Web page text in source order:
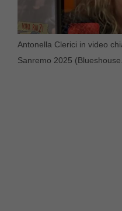
Antonella Clerici in video
Sanremo 2025